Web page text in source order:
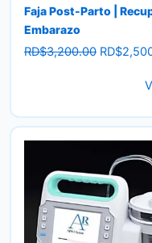
Faja Post-Parto |
Embarazo
RD$3,200.00 Original
RD$